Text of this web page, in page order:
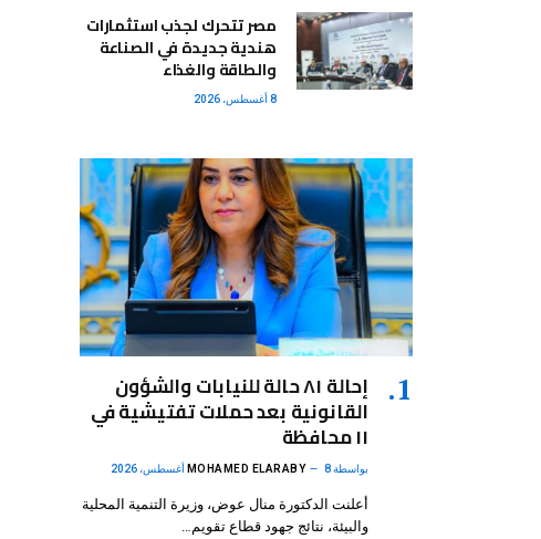
مصر تتحرك لجذب استثمارات
هندية جديدة في الصناعة
والطاقة والغذاء
8 أغسطس، 2026
إحالة ٨١ حالة للنيابات والشؤون
القانونية بعد حملات تفتيشية في
١١ محافظة
بواسطة MOHAMED ELARABY 8 أغسطس، 2026
أعلنت الدكتورة منال عوض، وزيرة التنمية المحلية
والبيئة، نتائج جهود قطاع تقويم…